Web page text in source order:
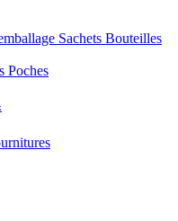
Sachets Bouteilles
Poches